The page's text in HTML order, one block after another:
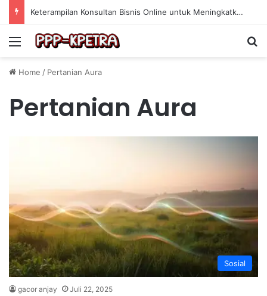
Keterampilan Konsultan Bisnis Online untuk Meningkatkan Pendapatan Berdasarkan Pengalaman Praktis
Menu
Home / Pertanian Aura
Pertanian Aura
Sosial
gacor anjay Juli 22, 2025